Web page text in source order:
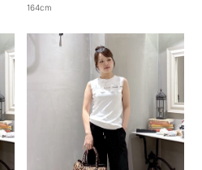
164cm